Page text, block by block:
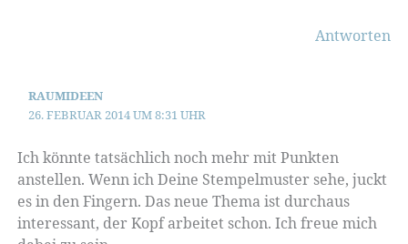
Antworten
RAUMIDEEN
26. FEBRUAR 2014 UM 8:31 UHR
Ich könnte tatsächlich noch mehr mit Punkten
anstellen. Wenn ich Deine Stempelmuster sehe, juckt
es in den Fingern. Das neue Thema ist durchaus
interessant, der Kopf arbeitet schon. Ich freue mich